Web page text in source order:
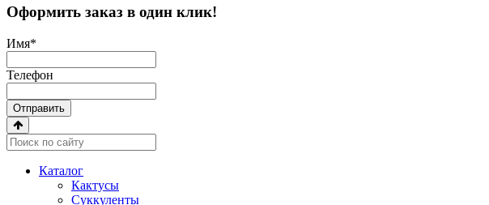
Оформить заказ в один клик!
Имя*
Телефон
Отправить
Каталог
Кактусы
Суккуленты